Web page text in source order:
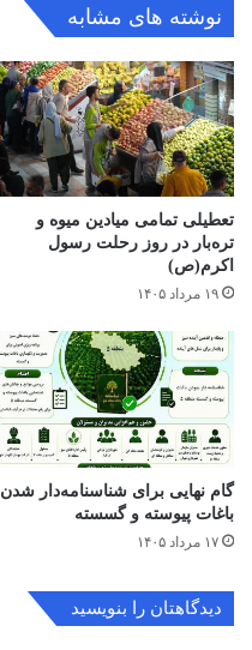
نوشته های مشابه
تعطیلی تمامی میادین میوه و
تره‌بار در روز رحلت رسول
اکرم(ص)
۱۹ مرداد ۱۴۰۵
گام نهایی برای شناسنامه‌دار شدن
باغات پیوسته و گسسته
۱۷ مرداد ۱۴۰۵
دیدگاهتان را بنویسید